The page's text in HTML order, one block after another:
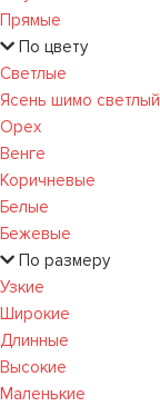
Прямые
По цвету
Светлые
Ясень шимо светлый
Орех
Венге
Коричневые
Белые
Бежевые
По размеру
Узкие
Широкие
Длинные
Высокие
Маленькие